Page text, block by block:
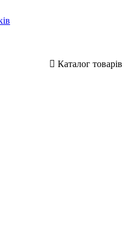
Каталог товарів